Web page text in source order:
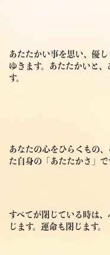
あたたかい事を思い、優
ゆきます。あたたかいと
す。
あなたの心をひらくもの
た自身の「あたたかさ」で
すべてが閉じている時は
じます。運命も閉じます。